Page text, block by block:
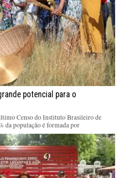
potencial para o
Censo do Instituto Brasileiro de
da população é formada por